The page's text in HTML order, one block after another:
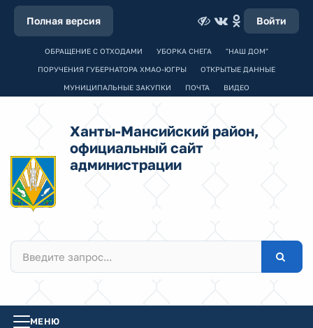
Полная версия Войти
ОБРАЩЕНИЕ С ОТХОДАМИ УБОРКА СНЕГА "НАШ ДОМ"
ПОРУЧЕНИЯ ГУБЕРНАТОРА ХМАО-ЮГРЫ ОТКРЫТЫЕ ДАННЫЕ
МУНИЦИПАЛЬНЫЕ ЗАКУПКИ ПОЧТА ВИДЕО
Ханты-Мансийский район,
официальный сайт
администрации
МЕНЮ